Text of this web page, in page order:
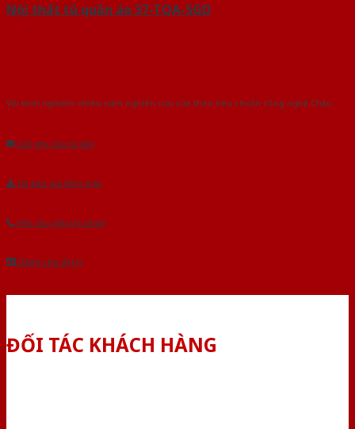
Nội thất tủ quần áo 37-TQA-SGD
Với kinh nghiệm nhiêu năm nghiên cứu cửa theo tiêu chuẩn công nghệ Châu
Gửi yêu cầu tư vấn
Tải báo giá tổng hợp
Yêu cầu gọi lại (3 phút)
Dành cho đại lý
ĐỐI TÁC KHÁCH HÀNG